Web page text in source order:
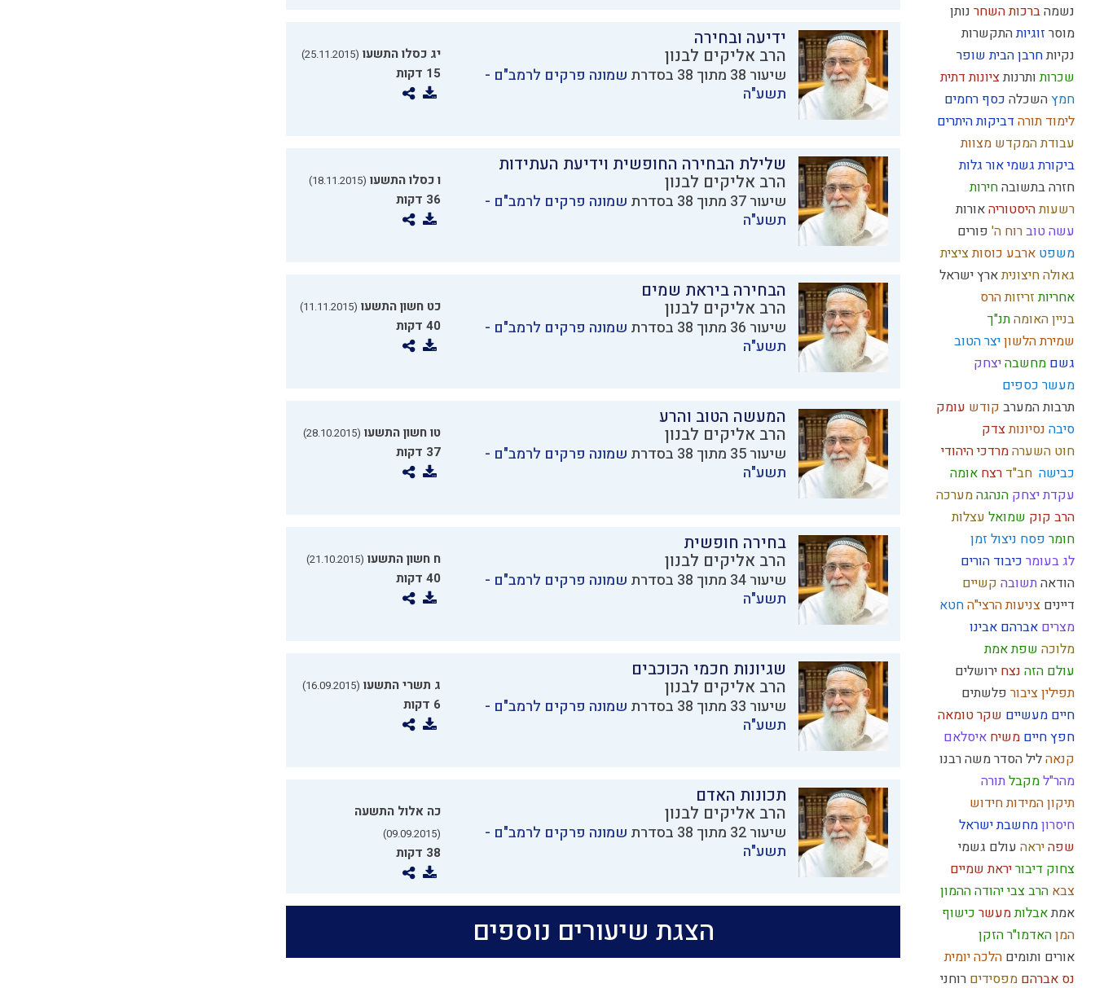
נשמהברכות השחר נותן
מוסר זוגיותהתקשרות
נקיותחרבן הביתשופר
שכרותותרנותציונות דתית
חמץהשכלה כסף רחמים
לימוד תורה דביקותהיתרים
עבודת המקדש מצוות
ביקורתגשמיאור גלות
חזרה בתשובהחירות
רשעותהיסטוריהאורות
עשה טוברוח ה' פורים
משפט ארבע כוסותציצית
גאולה חיצוניתארץ ישראל
אחריותזריזותהרס
בניין האומהתנ"ך
שמירת הלשוןיצר הטוב
גשם מחשבהיצחק
מעשר כספים
תרבות המערב קודש עומק
סיבה נסיונותצדק
חוט השערהמרדכי היהודי
כבישה חב"ד רצח אומה
עקדת יצחק הנהגהמערכה
הרב קוק שמואל עצלות
חומר פסח ניצול זמן
לג בעומר כיבוד הורים
הודאה תשובה קשיים
דיינים צניעותהרצי"החטא
מצרים אברהם אבינו
מלוכה שפת אמת
עולם הזה נצח ירושלים
תפיליןציבור פלשתים
חיים מעשיים שקרטומאה
חפץ חיים משיח איסלאם
קנאהליל הסדרמשה רבנו
מהר"למקבל תורה
תיקון המידותחידוש
חיסרוןמחשבת ישראל
שפהיראה עולם גשמי
צחוק דיבוריראת שמיים
צבא הרב צבי יהודהההמון
אמתאבלותמעשר כישוף
המןהאדמו"ר הזקן
אורים ותומים הלכה יומית
נס אברהם מפסידים רוחני
ידיעה ובחירה
הרב אליקים לבנון
שיעור 38 מתוך 38 בסדרת
שמונה פרקים לרמב"ם -
תשע"ה
יג כסלו התשעו (25.11.2015)
15 דקות
שלילת הבחירה החופשית וידיעת העתידות
הרב אליקים לבנון
שיעור 37 מתוך 38 בסדרת
שמונה פרקים לרמב"ם -
תשע"ה
ו כסלו התשעו (18.11.2015)
36 דקות
הבחירה ביראת שמים
הרב אליקים לבנון
שיעור 36 מתוך 38 בסדרת
שמונה פרקים לרמב"ם -
תשע"ה
כט חשון התשעו (11.11.2015)
40 דקות
המעשה הטוב והרע
הרב אליקים לבנון
שיעור 35 מתוך 38 בסדרת
שמונה פרקים לרמב"ם -
תשע"ה
טו חשון התשעו (28.10.2015)
37 דקות
בחירה חופשית
הרב אליקים לבנון
שיעור 34 מתוך 38 בסדרת
שמונה פרקים לרמב"ם -
תשע"ה
ח חשון התשעו (21.10.2015)
40 דקות
שגיונות חכמי הכוכבים
הרב אליקים לבנון
שיעור 33 מתוך 38 בסדרת
שמונה פרקים לרמב"ם -
תשע"ה
ג תשרי התשעו (16.09.2015)
6 דקות
תכונות האדם
הרב אליקים לבנון
שיעור 32 מתוך 38 בסדרת
שמונה פרקים לרמב"ם -
תשע"ה
כה אלול התשעה
(09.09.2015)
38 דקות
הצגת שיעורים נוספים